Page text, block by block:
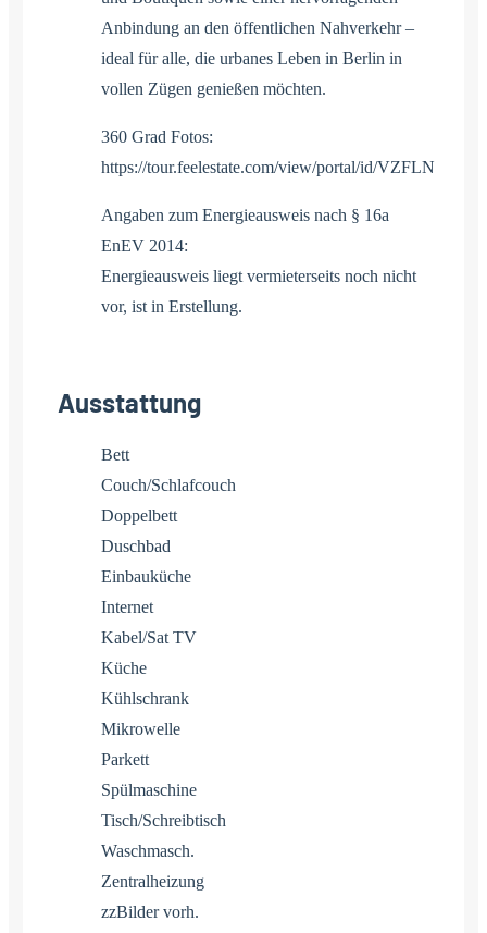
Anbindung an den öffentlichen Nahverkehr –
ideal für alle, die urbanes Leben in Berlin in
vollen Zügen genießen möchten.
360 Grad Fotos:
https://tour.feelestate.com/view/portal/id/VZFLN
Angaben zum Energieausweis nach § 16a
EnEV 2014:
Energieausweis liegt vermieterseits noch nicht
vor, ist in Erstellung.
Ausstattung
Bett
Couch/Schlafcouch
Doppelbett
Duschbad
Einbauküche
Internet
Kabel/Sat TV
Küche
Kühlschrank
Mikrowelle
Parkett
Spülmaschine
Tisch/Schreibtisch
Waschmasch.
Zentralheizung
zzBilder vorh.